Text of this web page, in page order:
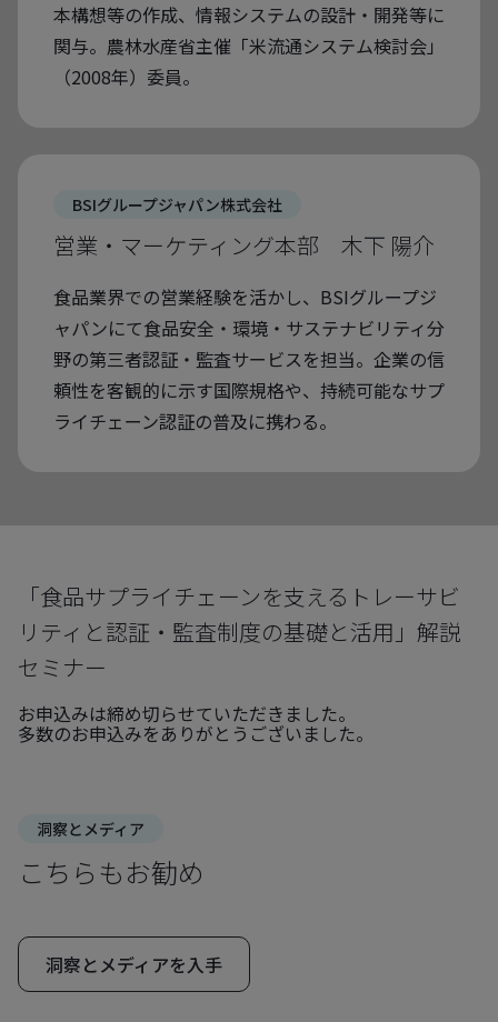
本構想等の作成、情報システムの設計・開発等に
関与。農林水産省主催「米流通システム検討会」
（2008年）委員。
BSIグループジャパン株式会社
営業・マーケティング本部 木下 陽介
食品業界での営業経験を活かし、BSIグループジ
ャパンにて食品安全・環境・サステナビリティ分
野の第三者認証・監査サービスを担当。企業の信
頼性を客観的に示す国際規格や、持続可能なサプ
ライチェーン認証の普及に携わる。
「食品サプライチェーンを支えるトレーサビ
リティと認証・監査制度の基礎と活用」解説
セミナー
お申込みは締め切らせていただきました。
多数のお申込みをありがとうございました。
洞察とメディア
こちらもお勧め
洞察とメディアを入手